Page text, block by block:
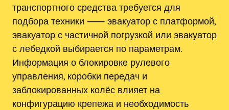
транспортного средства требуется для
подбора техники ⸺ эвакуатор с платформой,
эвакуатор с частичной погрузкой или эвакуатор
с лебедкой выбирается по параметрам.
Информация о блокировке рулевого
управления, коробки передач и
заблокированных колёс влияет на
конфигурацию крепежа и необходимость